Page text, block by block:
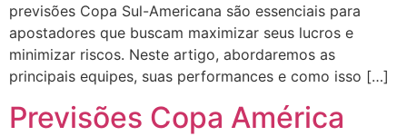
previsões Copa Sul-Americana são essenciais para
apostadores que buscam maximizar seus lucros e
minimizar riscos. Neste artigo, abordaremos as
principais equipes, suas performances e como isso […]
Previsões Copa América